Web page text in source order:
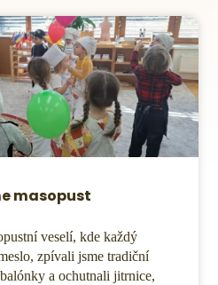
masopust
veselí, kde každý
zpívali jsme tradiční
a ochutnali jitrnice,